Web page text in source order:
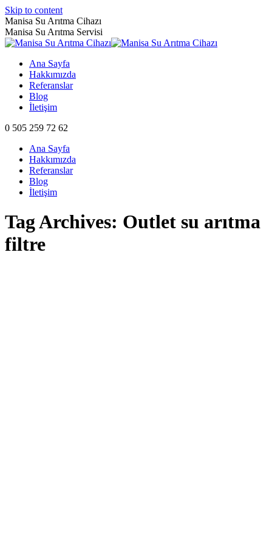
Skip to content
Manisa Su Arıtma Cihazı
Manisa Su Arıtma Servisi
Ana Sayfa
Hakkımızda
Referanslar
Blog
İletişim
0 505 259 72 62
Ana Sayfa
Hakkımızda
Referanslar
Blog
İletişim
Tag Archives: Outlet su arıtma
filtre